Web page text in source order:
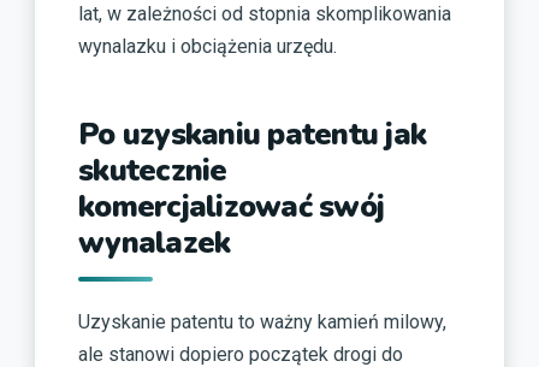
lat, w zależności od stopnia skomplikowania
wynalazku i obciążenia urzędu.
Po uzyskaniu patentu jak
skutecznie
komercjalizować swój
wynalazek
Uzyskanie patentu to ważny kamień milowy,
ale stanowi dopiero początek drogi do